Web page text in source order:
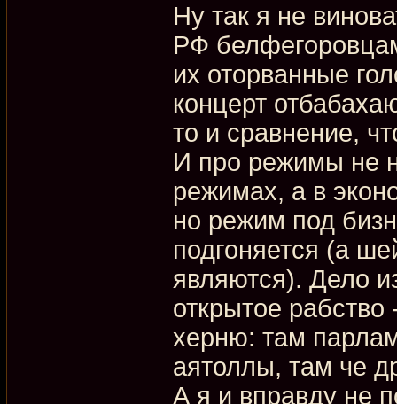
Ну так я не
РФ
их оторванные
концерт
то и сравнение,
И про режимы не
режимах, а в
но режим под
подгоняется (а
являются). Дело
открытое
херню: там
аятоллы, там че
А я и вправду не